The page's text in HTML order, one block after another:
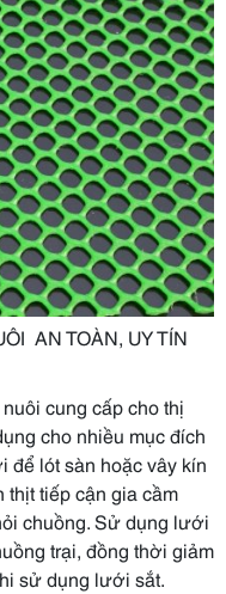
AN TOÀN, UY TÍN
cung cấp cho thị
cho nhiều mục đích
lót sàn hoặc vây kín
thịt tiếp cận gia cầm
chuồng. Sử dụng lưới
trại, đồng thời giảm
sử dụng lưới sắt.